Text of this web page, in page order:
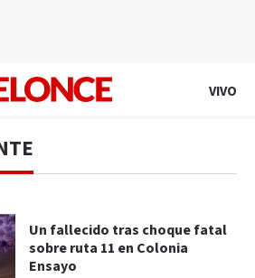
VIVO
Un fallecido tras choque fatal
sobre ruta 11 en Colonia
Ensayo